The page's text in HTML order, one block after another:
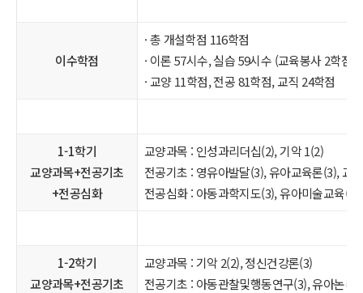
이수학점
· 총 개설학점 116학점
· 이론 57시수, 실습 59시수 (교육봉사 2학점
· 교양 11학점, 전공 81학점, 교직 24학점
1-1학기
교양과목+전공기초
+전공심화
교양과목 : 인성과리더십(2), 기악 1(2)
전공기초 : 영유아발달(3), 유아교육론(3), 교
전공심화 : 아동과학지도(3), 유아미술교육
1-2학기
교양과목+전공기초
교양과목 : 기악 2(2), 정신건강론(3)
전공기초 : 아동관찰및행동연구(3), 유아논